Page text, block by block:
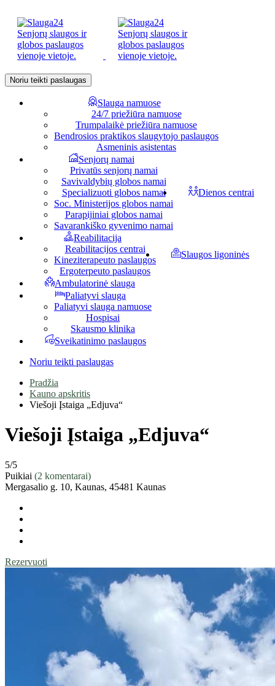
Noriu teikti paslaugas
Slauga namuose
24/7 priežiūra namuose
Trumpalaikė priežiūra namuose
Bendrosios praktikos slaugytojo paslaugos
Asmeninis asistentas
Senjorų namai
Privatūs senjorų namai
Savivaldybių globos namai
Specializuoti globos namai
Soc. Ministerijos globos namai
Parapijiniai globos namai
Savarankiško gyvenimo namai
Dienos centrai
Reabilitacija
Reabilitacijos centrai
Kineziterapeuto paslaugos
Ergoterpeuto paslaugos
Slaugos ligoninės
Ambulatorinė slauga
Paliatyvi slauga
Paliatyvi slauga namuose
Hospisai
Skausmo klinika
Sveikatinimo paslaugos
Noriu teikti paslaugas
Pradžia
Kauno apskritis
Viešoji Įstaiga „Edjuva“
Viešoji Įstaiga „Edjuva“
5/5
Puikiai (2 komentarai)
Mergasalio g. 10, Kaunas, 45481 Kaunas
Rezervuoti